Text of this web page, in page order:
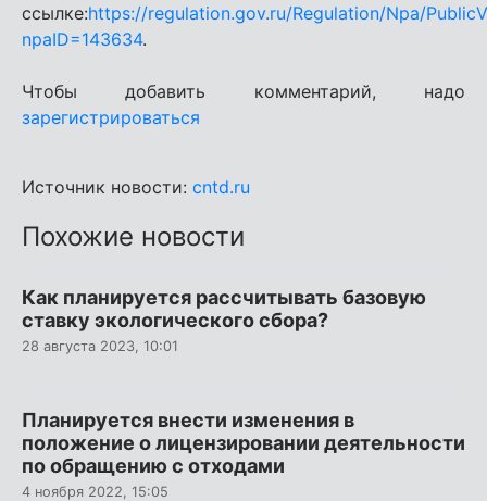
ссылке:https://regulation.gov.ru/Regulation/Npa/
npaID=143634.
Чтобы добавить комментарий, надо
зарегистрироваться
Источник новости: cntd.ru
Похожие новости
Как планируется рассчитывать базовую
ставку экологического сбора?
28 августа 2023, 10:01
Планируется внести изменения в
положение о лицензировании деятельности
по обращению с отходами
4 ноября 2022, 15:05